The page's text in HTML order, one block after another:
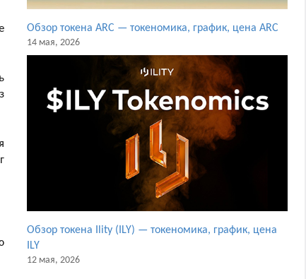
Обзор токена ARC — токеномика, график, цена ARC
14 мая, 2026
Обзор токена Ility (ILY) — токеномика, график, цена
ILY
12 мая, 2026